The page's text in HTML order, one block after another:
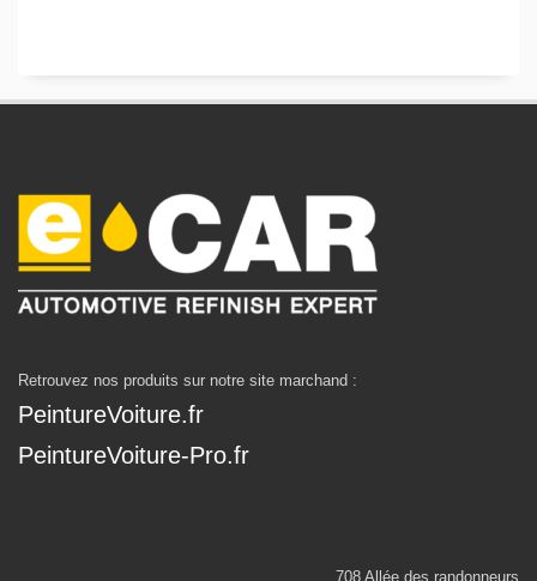
Retrouvez nos produits sur notre site marchand :
PeintureVoiture.fr
PeintureVoiture-Pro.fr
708 Allée des randonneurs